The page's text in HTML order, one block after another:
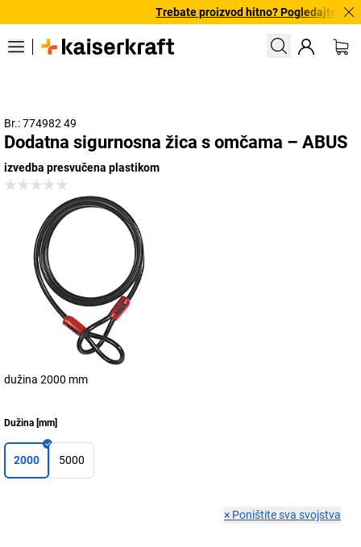
Trebate proizvod hitno? Pogledajte
Br.: 774982 49
Dodatna sigurnosna žica s omčama – ABUS
izvedba presvučena plastikom
dužina 2000 mm
Dužina [mm]
2000 5000
× Poništite sva svojstva